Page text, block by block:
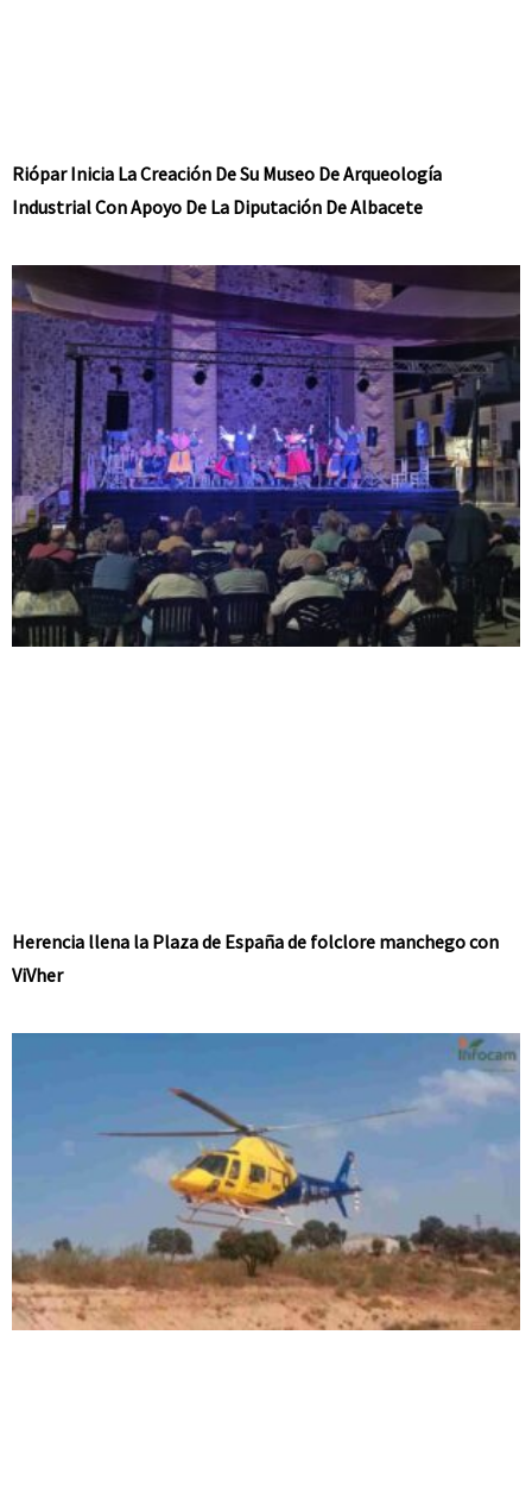
Riópar Inicia La Creación De Su Museo De Arqueología
Industrial Con Apoyo De La Diputación De Albacete
Herencia llena la Plaza de España de folclore manchego con
ViVher